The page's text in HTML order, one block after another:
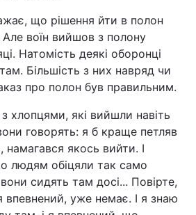
що рішення йти в полон
воїн вийшов з полону
Натомість деякі оборонці
Більшість з них навряд чи
про полон був правильним.
хлопцями, які вийшли навіть
говорять: я б краще петляв
якось вийти. І
людям обіцяли так само
сидять там досі... Повірте,
впевнений, уже немає. І я знаю